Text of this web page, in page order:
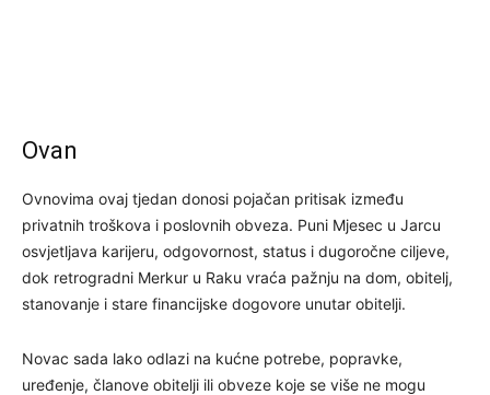
Ovan
Ovnovima ovaj tjedan donosi pojačan pritisak između
privatnih troškova i poslovnih obveza. Puni Mjesec u Jarcu
osvjetljava karijeru, odgovornost, status i dugoročne ciljeve,
dok retrogradni Merkur u Raku vraća pažnju na dom, obitelj,
stanovanje i stare financijske dogovore unutar obitelji.
Novac sada lako odlazi na kućne potrebe, popravke,
uređenje, članove obitelji ili obveze koje se više ne mogu